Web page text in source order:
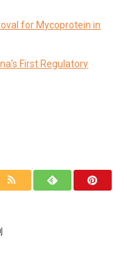
for Mycoprotein in
First Regulatory